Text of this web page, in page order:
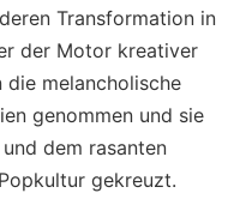
Transformation in
der Motor kreativer
melancholische
genommen und sie
dem rasanten
gekreuzt.